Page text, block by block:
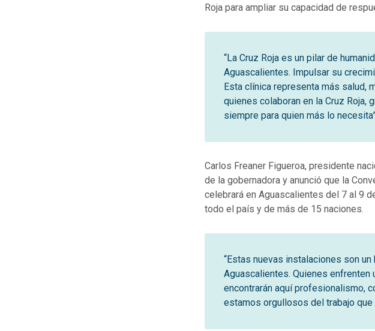
Roja para ampliar su capacidad de
“La Cruz Roja es un pilar de
Aguascalientes. Impulsar su
Esta clínica representa más salud,
quienes colaboran en la Cruz Roja,
siempre para quien más lo
Carlos Freaner Figueroa, presidente
de la gobernadora y anunció que la
celebrará en Aguascalientes del 7 al 9
todo el país y de más de 15 naciones.
“Estas nuevas instalaciones son
Aguascalientes. Quienes enfrenten
encontrarán aquí profesionalismo,
estamos orgullosos del trabajo